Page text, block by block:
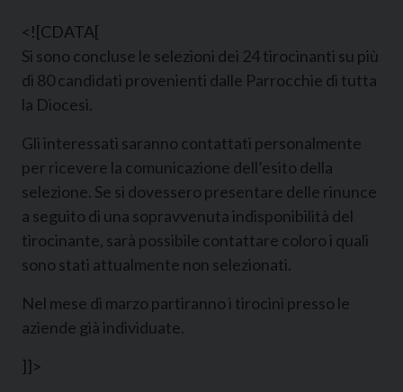
<![CDATA[
Si sono concluse le selezioni dei 24 tirocinanti su più
di 80 candidati provenienti dalle Parrocchie di tutta
la Diocesi.
Gli interessati saranno contattati personalmente
per ricevere la comunicazione dell’esito della
selezione. Se si dovessero presentare delle rinunce
a seguito di una sopravvenuta indisponibilità del
tirocinante, sarà possibile contattare coloro i quali
sono stati attualmente non selezionati.
Nel mese di marzo partiranno i tirocini presso le
aziende già individuate.
]]>